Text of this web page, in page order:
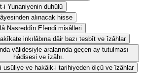
i Yunaniyenin duhûlü
alınacak hisse
Nasreddîn Efendi misâlleri
inkılâbına dâir bazı tesbît ve îzâhlar
vâlidesiyle aralarında geçen ay tutulması
hâdisesi ve îzâhı.
usûliye ve hakâik-i tarihiyeden ölçü ve îzâhlar